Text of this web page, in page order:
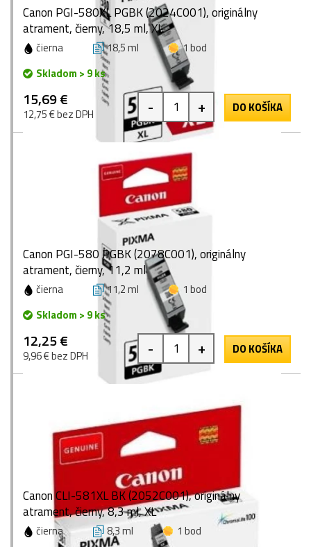
Canon PGI-580XL PGBK (2024C001), originálny
atrament, čierny, 18,5 ml, XL
čierna 18,5 ml
1 bod
Skladom > 9 ks
15,69 €
12,75 € bez DPH - + DO KOŠÍKA
Canon PGI-580 PGBK (2078C001), originálny
atrament, čierny, 11,2 ml
čierna 11,2 ml
1 bod
Skladom > 9 ks
12,25 €
9,96 € bez DPH - + DO KOŠÍKA
Canon CLI-581XL BK (2052C001), originálny
atrament, čierny, 8,3 ml, XL
čierna 8,3 ml
1 bod